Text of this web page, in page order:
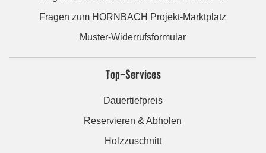
Fragen zum HORNBACH Projekt-Marktplatz
Muster-Widerrufsformular
Top-Services
Dauertiefpreis
Reservieren & Abholen
Holzzuschnitt